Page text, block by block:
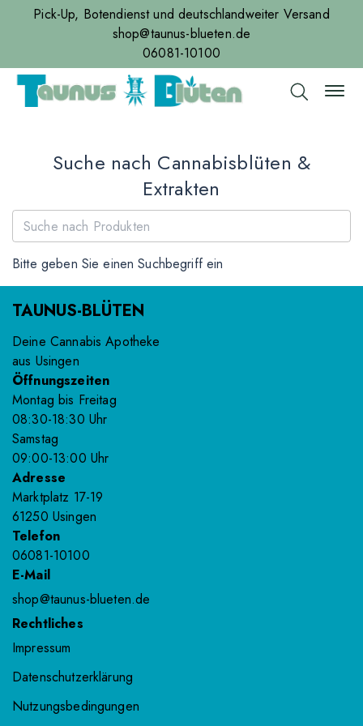
Pick-Up, Botendienst und deutschlandweiter Versand
shop@taunus-blueten.de
06081-10100
Suche nach Cannabisblüten &
Extrakten
Bitte geben Sie einen Suchbegriff ein
TAUNUS-BLÜTEN
Deine Cannabis Apotheke
aus Usingen
Öffnungszeiten
Montag bis Freitag
08:30-18:30 Uhr
Samstag
09:00-13:00 Uhr
Adresse
Marktplatz 17-19
61250 Usingen
Telefon
06081-10100
E-Mail
shop@taunus-blueten.de
Rechtliches
Impressum
Datenschutzerklärung
Nutzungsbedingungen